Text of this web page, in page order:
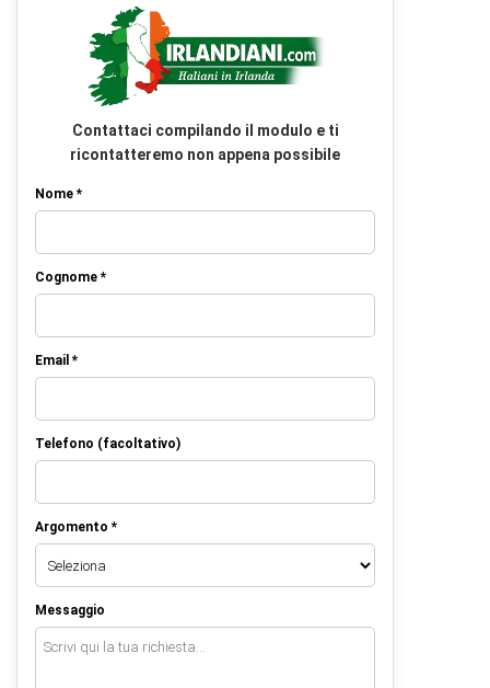
Contattaci compilando il modulo e ti
ricontatteremo non appena possibile
Nome *
Cognome *
Email *
Telefono (facoltativo)
Argomento *
Messaggio